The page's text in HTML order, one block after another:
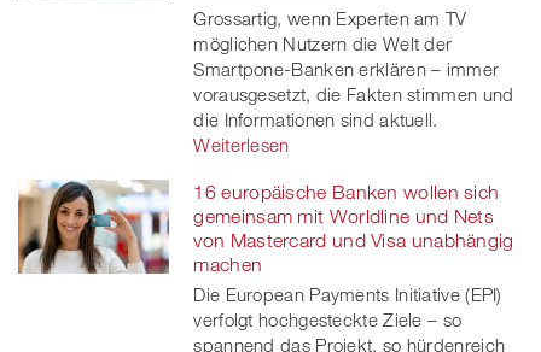
Grossartig, wenn Experten am TV
möglichen Nutzern die Welt der
Smartpone-Banken erklären – immer
vorausgesetzt, die Fakten stimmen und
die Informationen sind aktuell.
Weiterlesen
16 europäische Banken wollen sich
gemeinsam mit Worldline und Nets
von Mastercard und Visa unabhängig
machen
Die European Payments Initiative (EPI)
verfolgt hochgesteckte Ziele – so
spannend das Projekt, so hürdenreich